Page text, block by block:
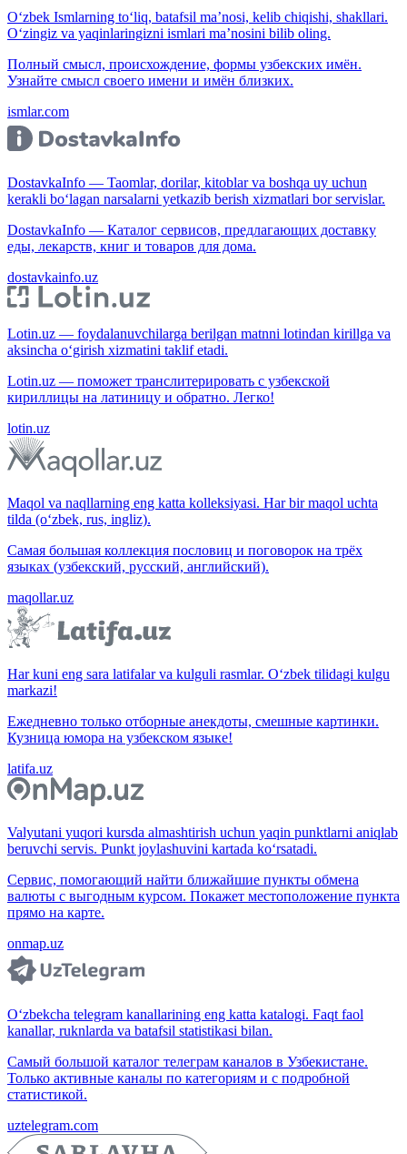
O‘zbek Ismlarning to‘liq, batafsil ma’nosi, kelib chiqishi, shakllari.
O‘zingiz va yaqinlaringizni ismlari ma’nosini bilib oling.
Полный смысл, происхождение, формы узбекских имён.
Узнайте смысл своего имени и имён близких.
ismlar.com
DostavkaInfo — Taomlar, dorilar, kitoblar va boshqa uy uchun
kerakli bo‘lagan narsalarni yetkazib berish xizmatlari bor servislar.
DostavkaInfo — Каталог сервисов, предлагающих доставку
еды, лекарств, книг и товаров для дома.
dostavkainfo.uz
Lotin.uz — foydalanuvchilarga berilgan matnni lotindan kirillga va
aksincha o‘girish xizmatini taklif etadi.
Lotin.uz — поможет транслитерировать с узбекской
кириллицы на латиницу и обратно. Легко!
lotin.uz
Maqol va naqllarning eng katta kolleksiyasi. Har bir maqol uchta
tilda (o‘zbek, rus, ingliz).
Самая большая коллекция пословиц и поговорок на трёх
языках (узбекский, русский, английский).
maqollar.uz
Har kuni eng sara latifalar va kulguli rasmlar. O‘zbek tilidagi kulgu
markazi!
Ежедневно только отборные анекдоты, смешные картинки.
Кузница юмора на узбекском языке!
latifa.uz
Valyutani yuqori kursda almashtirish uchun yaqin punktlarni aniqlab
beruvchi servis. Punkt joylashuvini kartada ko‘rsatadi.
Сервис, помогающий найти ближайшие пункты обмена
валюты с выгодным курсом. Покажет местоположение пункта
прямо на карте.
onmap.uz
O‘zbekcha telegram kanallarining eng katta katalogi. Faqt faol
kanallar, ruknlarda va batafsil statistikasi bilan.
Самый большой каталог телеграм каналов в Узбекистане.
Только активные каналы по категориям и с подробной
статистикой.
uztelegram.com